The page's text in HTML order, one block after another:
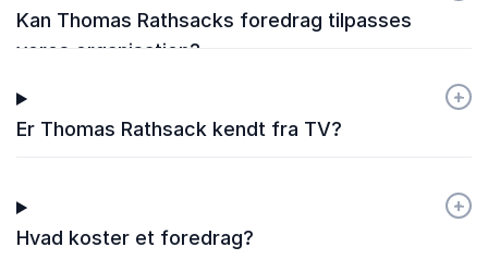
Kan Thomas Rathsacks foredrag tilpasses
vores organisation?
Er Thomas Rathsack kendt fra TV?
+
-
Hvad koster et foredrag?
+
-